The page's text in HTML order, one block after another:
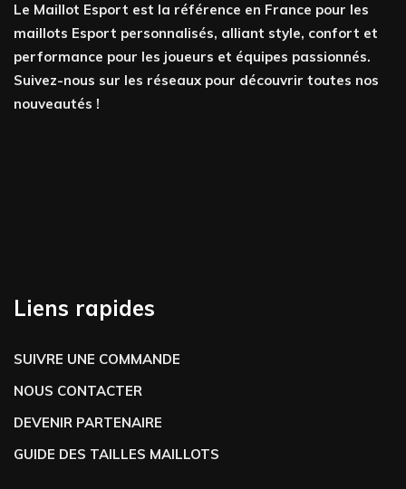
Le Maillot Esport est la référence en France pour les
maillots Esport personnalisés, alliant style, confort et
performance pour les joueurs et équipes passionnés.
Suivez-nous sur les réseaux pour découvrir toutes nos
nouveautés !
Liens rapides
SUIVRE UNE COMMANDE
NOUS CONTACTER
DEVENIR PARTENAIRE
GUIDE DES TAILLES MAILLOTS